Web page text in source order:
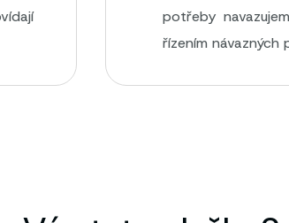
potřeby
řízením návazných